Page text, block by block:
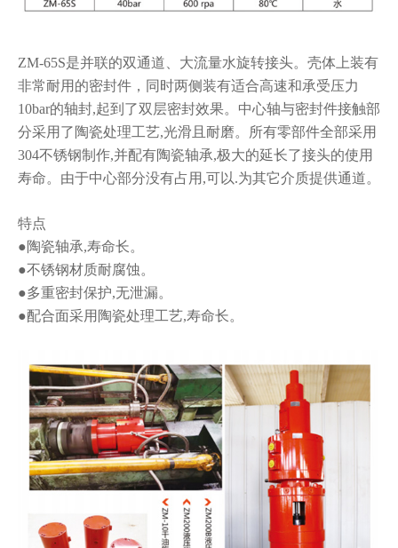
ZM-65S是并联的双通道、大流量水旋转接头。壳体上装有
非常耐用的密封件， 同时两侧装有适合高速和承受压力
10bar的轴封,起到了双层密封效果。中心轴与密封件接触部
分采用了陶瓷处理工艺,光滑且耐磨。所有零部件全部采用
304不锈钢制 作,并配有陶瓷轴承,极大的延长了接头的使用
寿命。由于中心部分没有占用,可以.为其它介质提供通道。
特点
●陶瓷轴承,寿命长。
●不锈钢材质耐腐蚀。
●多重密封保护,无泄漏。
●配合面采用陶瓷处理工艺,寿命长。